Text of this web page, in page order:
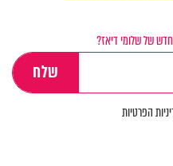
של שלומי דיאז?
הפרטיות